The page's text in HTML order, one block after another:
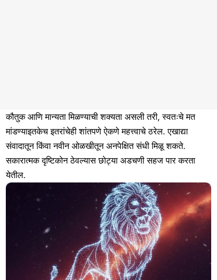
कौतुक आणि मान्यता मिळण्याची शक्यता असली तरी, स्वतःचे मत
मांडण्याइतकेच इतरांचेही शांतपणे ऐकणे महत्त्वाचे ठरेल. एखाद्या
संवादातून किंवा नवीन ओळखीतून अनपेक्षित संधी मिळू शकते.
सकारात्मक दृष्टिकोन ठेवल्यास छोट्या अडचणी सहज पार करता
येतील.